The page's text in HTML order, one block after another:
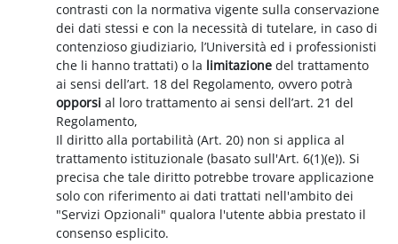
contrasti con la normativa vigente sulla conservazione
dei dati stessi e con la necessità di tutelare, in caso di
contenzioso giudiziario, l’Università ed i professionisti
che li hanno trattati) o la limitazione del trattamento
ai sensi dell’art. 18 del Regolamento, ovvero potrà
opporsi al loro trattamento ai sensi dell’art. 21 del
Regolamento,
Il diritto alla portabilità (Art. 20) non si applica al
trattamento istituzionale (basato sull'Art. 6(1)(e)). Si
precisa che tale diritto potrebbe trovare applicazione
solo con riferimento ai dati trattati nell'ambito dei
"Servizi Opzionali" qualora l'utente abbia prestato il
consenso esplicito.